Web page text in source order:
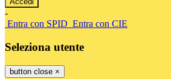
-
Entra con SPID Entra con CIE
Seleziona utente
button close ×